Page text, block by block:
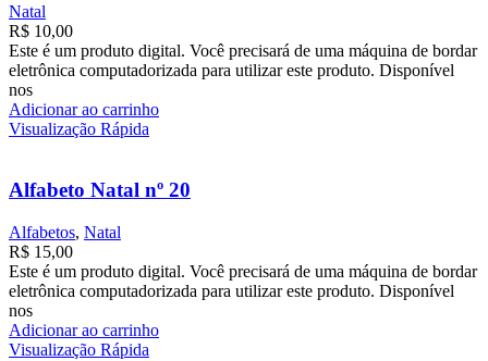
Natal
R$ 10,00
Este é um produto digital. Você precisará de uma máquina de bordar
eletrônica computadorizada para utilizar este produto. Disponível
nos
Adicionar ao carrinho
Visualização Rápida
Alfabeto Natal nº 20
Alfabetos, Natal
R$ 15,00
Este é um produto digital. Você precisará de uma máquina de bordar
eletrônica computadorizada para utilizar este produto. Disponível
nos
Adicionar ao carrinho
Visualização Rápida